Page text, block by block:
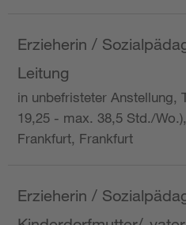
Erzieherin /
Leitung
in unbefristeter Anstellung,
19,25 - max. 38,5 Std./
Frankfurt, Frankfurt
Erzieherin /